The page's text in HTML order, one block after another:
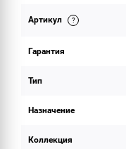
Артикул
Гарантия
Тип
Назначение
Коллекция